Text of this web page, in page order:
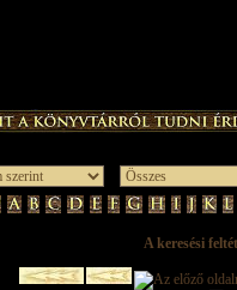
A keresési